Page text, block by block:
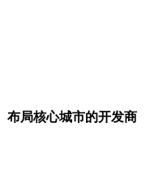
布局核心城市的开发商